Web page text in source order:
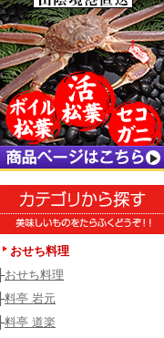
おせち料理
├おせち料理
├料亭 岩元
├料亭 道楽